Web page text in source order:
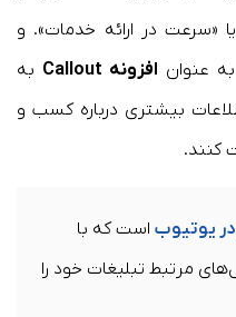
۲۴ ساعته» یا «سرعت در ارائه خدمات». و
عنوان افزونه Callout
به
بیشتری درباره کسب و
کنند.
در یوتیوب است که با
مرتبط تبلیغات خود را